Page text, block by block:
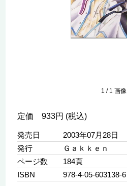
1 / 1 画像
定価 933円 (税込)
発売日
2003年07月28日
発行
Ｇａｋｋｅｎ
ページ数
184頁
ISBN
978-4-05-603138-6